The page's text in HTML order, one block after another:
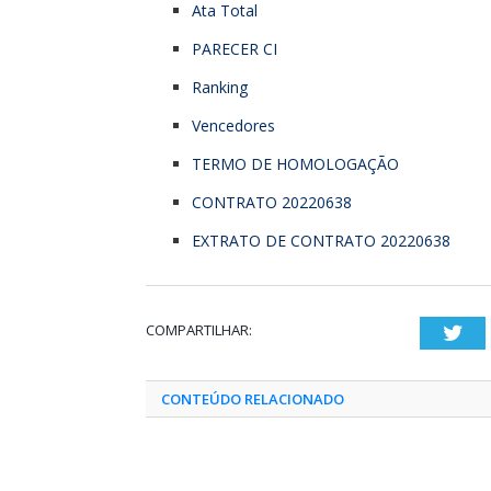
Ata Total
PARECER CI
Ranking
Vencedores
TERMO DE HOMOLOGAÇÃO
CONTRATO 20220638
EXTRATO DE CONTRATO 20220638
COMPARTILHAR:
CONTEÚDO RELACIONADO